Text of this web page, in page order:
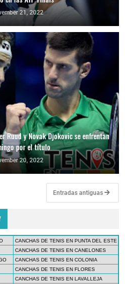
21, 2022
Ruud y Novak Djokovic se enfrentan
por el título
20, 2022
Entradas antiguas
CANCHAS DE TENIS EN PUNTA DEL ESTE
CANCHAS DE TENIS EN CANELONES
CANCHAS DE TENIS EN COLONIA
CANCHAS DE TENIS EN FLORES
CANCHAS DE TENIS EN LAVALLEJA